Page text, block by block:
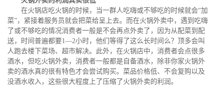
在火锅店吃火锅的时候，当一群人吃嗨或不够吃的时候就会“加
菜”，紧接着服务员就会把菜给呈上去。而在火锅外卖中，遇到吃嗨
了或不够吃的情况消费者一般是不会再点外卖了，因为从配菜到配
送，时间普遍都要1—2小时，他们等得了这么长时间么？顶多会叫
人跑去楼下菜场、超市解决。此外，在火锅店中，消费者会点很多
酒水，但吃火锅外卖，消费者一般都是自备酒水，除非你家火锅外
卖的酒水真的很有特色才会尝试购买。菜品价格低、不会复购以及
没酒水收入，这些很大程度上了压缩了火锅外卖的利润。